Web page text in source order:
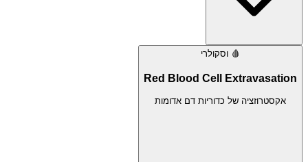
🩸 וסקולרי
Red Blood Cell Extravasation
אקסטרוזציה של כדוריות דם אדומות